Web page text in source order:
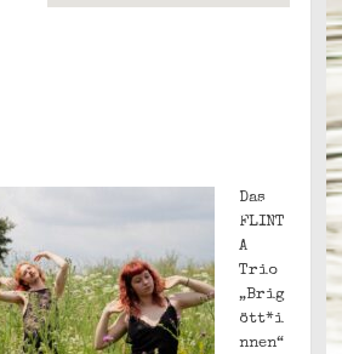
Das
FLINT
A
Trio
„Brig
ött*i
nnen“